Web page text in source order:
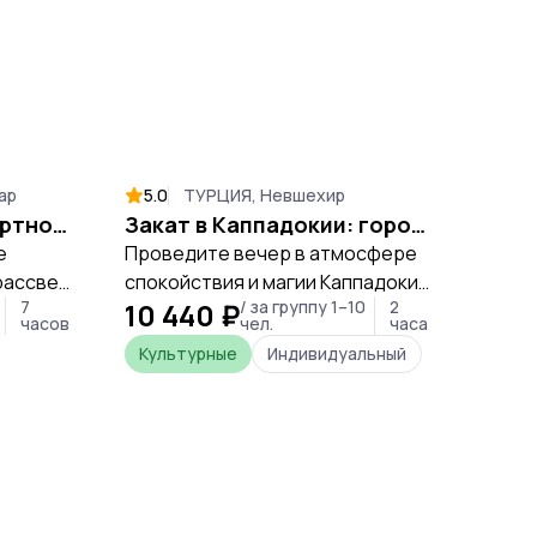
Вулкан Батур: комфортное восхождение на рассвете
и
7
часов
5.0 ТУРЦИЯ, Невшехир
Закат в Каппадокии: город-крепость Ортахисар и Красная долина
Проведите вечер в атмосфере
спокойствия и магии Каппадокии,
увидев, как древние скалы
загораются в лучах заходящего
солнца.
10 440 ₽/ за группу 1–10
чел.
2
часа
Культурные
Индивидуальный